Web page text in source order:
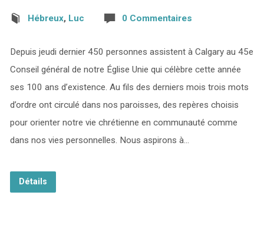
Hébreux, Luc 0 Commentaires
Depuis jeudi dernier 450 personnes assistent à Calgary au 45e
Conseil général de notre Église Unie qui célèbre cette année
ses 100 ans d’existence. Au fils des derniers mois trois mots
d’ordre ont circulé dans nos paroisses, des repères choisis
pour orienter notre vie chrétienne en communauté comme
dans nos vies personnelles. Nous aspirons à…
Détails